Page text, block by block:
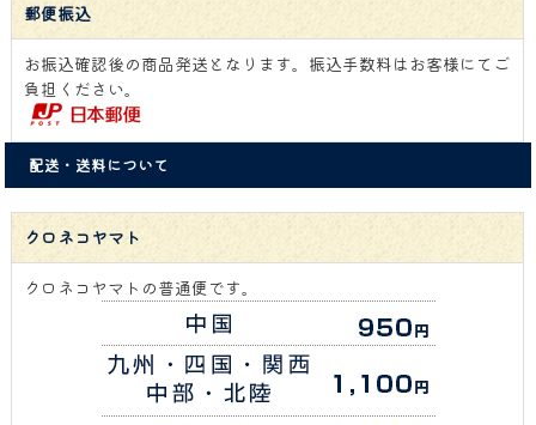
郵便振込
お振込確認後の商品発送となります。振込手数料はお客様にてご
負担ください。
配送・送料について
クロネコヤマト
クロネコヤマトの普通便です。